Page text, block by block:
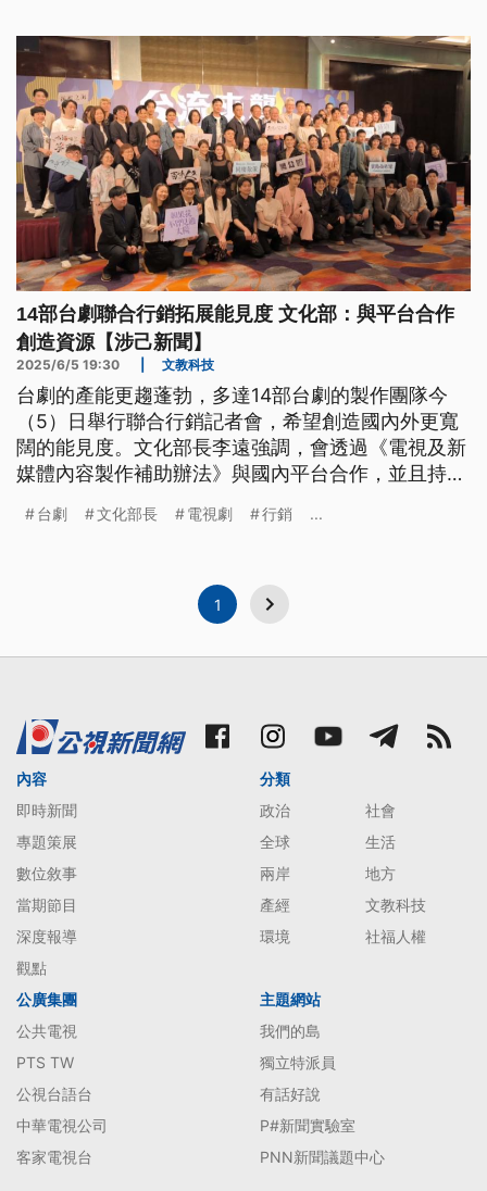
14部台劇聯合行銷拓展能見度 文化部：與平台合作
創造資源【涉己新聞】
2025/6/5 19:30 文教科技
台劇的產能更趨蓬勃，多達14部台劇的製作團隊今
（5）日舉行聯合行銷記者會，希望創造國內外更寬
闊的能見度。文化部長李遠強調，會透過《電視及新
媒體內容製作補助辦法》與國內平台合作，並且持續
台劇 文化部長 電視劇 行銷 ...
1
內容
即時新聞
專題策展
數位敘事
當期節目
深度報導
觀點
分類
政治
社會
全球
生活
兩岸
地方
產經
文教科技
環境
社福人權
公廣集團
公共電視
PTS TW
公視台語台
中華電視公司
客家電視台
主題網站
我們的島
獨立特派員
有話好說
P#新聞實驗室
PNN新聞議題中心